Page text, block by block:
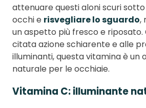
attenuare questi aloni scuri
occhi e risvegliare lo sguardo,
un aspetto più fresco e riposato.
citata azione schiarente e alle
illuminanti, questa vitamina è un
naturale per le occhiaie.
Vitamina C: illuminante